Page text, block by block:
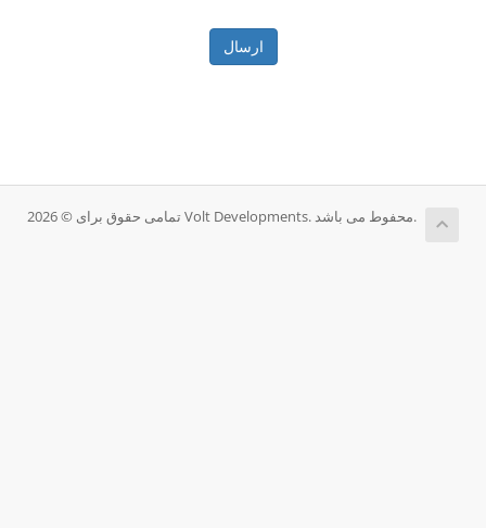
ارسال
تمامی حقوق برای © 2026 Volt Developments. محفوط می باشد.